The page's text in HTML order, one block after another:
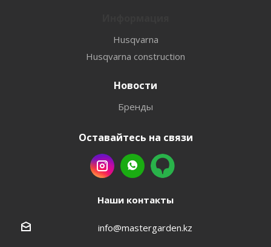
Husqvarna
Husqvarna construction
Новости
Бренды
Оставайтесь на связи
Наши контакты
info@mastergarden.kz